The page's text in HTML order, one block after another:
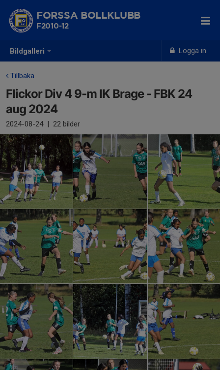
Bildgalleri Logga in
FORSSA BOLLKLUBB
F2010-12
Tillbaka
Flickor Div 4 9-m IK Brage - FBK 24
aug 2024
2024-08-24 | 22 bilder